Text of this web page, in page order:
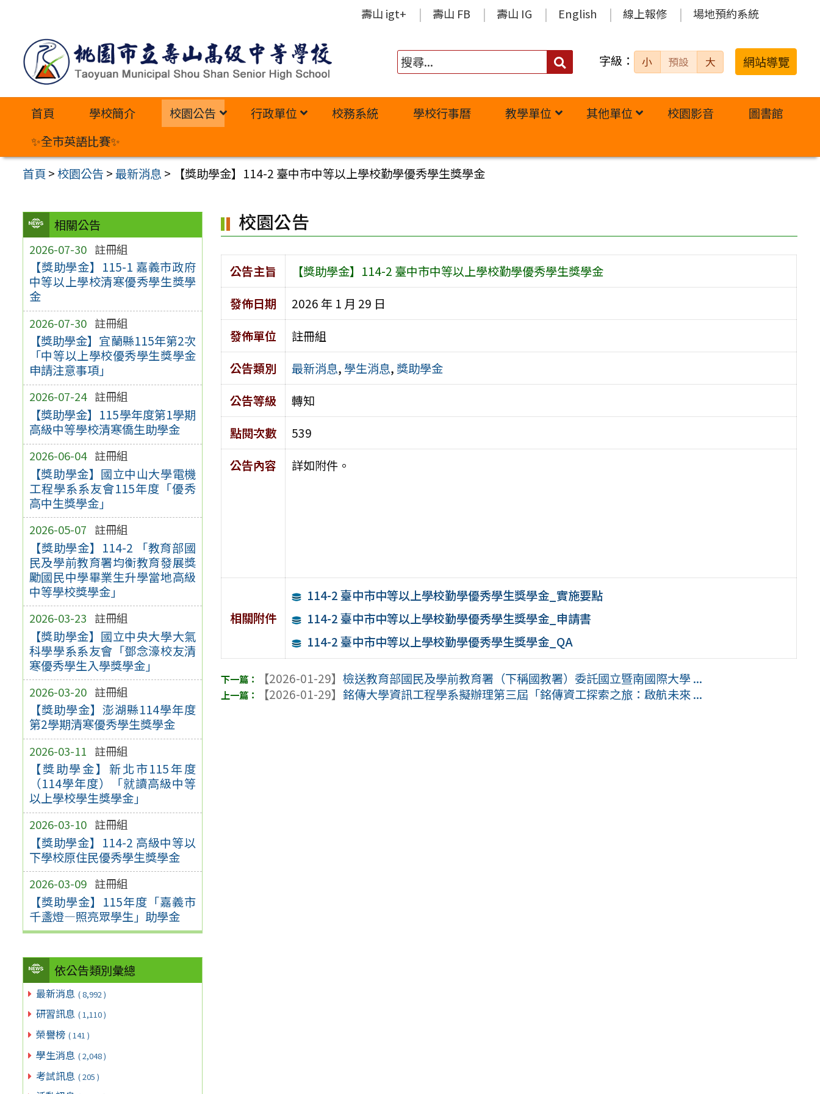
內
壽山 igt+ 壽山 FB 壽山 IG English 線上報修 場地預約系統
搜
字級： 小 預設 大 網站導覽
首頁 學校簡介 校園公告 行政單位 校務系統 學校行事曆 教學單位 其他單位 校園影音
圖書館
✨全市英語比賽✨
首頁 >校園公告 >最新消息 > 【獎助學金】114-2 臺中市中等以上學校勤學優秀學生獎學金
相關公告
2026-07-30 註冊組
【獎助學金】115-1 嘉義市政府
中等以上學校清寒優秀學生獎學
金
2026-07-30 註冊組
【獎助學金】宜蘭縣115年第2次
「中等以上學校優秀學生獎學金
申請注意事項」
2026-07-24 註冊組
【獎助學金】115學年度第1學期
高級中等學校清寒僑生助學金
2026-06-04 註冊組
【獎助學金】國立中山大學電機
工程學系系友會115年度「優秀
高中生獎學金」
2026-05-07 註冊組
【獎助學金】114-2 「教育部國
民及學前教育署均衡教育發展獎
勵國民中學畢業生升學當地高級
中等學校獎學金」
2026-03-23 註冊組
【獎助學金】國立中央大學大氣
科學學系系友會「鄧念濠校友清
寒優秀學生入學獎學金」
2026-03-20 註冊組
【獎助學金】澎湖縣114學年度
第2學期清寒優秀學生獎學金
2026-03-11 註冊組
【獎助學金】新北市115年度
（114學年度）「就讀高級中等
以上學校學生獎學金」
2026-03-10 註冊組
【獎助學金】114-2 高級中等以
下學校原住民優秀學生獎學金
2026-03-09 註冊組
【獎助學金】115年度「嘉義市
千盞燈—照亮眾學生」助學金
依公告類別彙總
最新消息 ( 8,992 )
研習訊息 ( 1,110 )
榮譽榜 ( 141 )
學生消息 ( 2,048 )
考試訊息 ( 205 )
校園公告
公告主旨
【獎助學金】114-2 臺中市中等以上學校勤學優秀學生獎學金
發佈日期
2026 年 1 月 29 日
發佈單位
註冊組
公告類別
最新消息, 學生消息, 獎助學金
公告等級
轉知
點閱次數
539
公告內容
詳如附件。
相關附件
114-2 臺中市中等以上學校勤學優秀學生獎學金_實施要點
114-2 臺中市中等以上學校勤學優秀學生獎學金_申請書
114-2 臺中市中等以上學校勤學優秀學生獎學金_QA
【2026-01-29】檢送教育部國民及學前教育署（下稱國教署）委託國立暨南國際大學 ...
【2026-01-29】銘傳大學資訊工程學系擬辦理第三屆「銘傳資工探索之旅：啟航未來 ...